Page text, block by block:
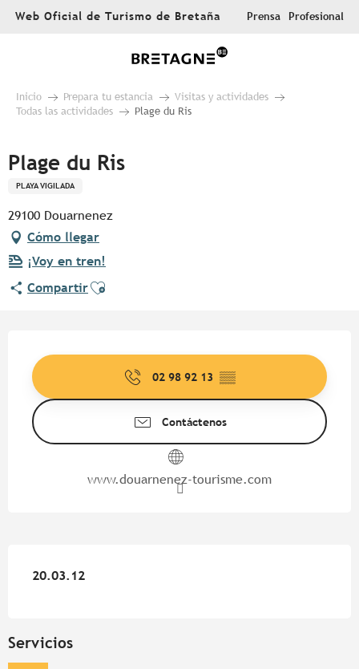
AllerWeb Oficial de Turismo de Bretaña Prensa Profesional
Inicio Prepara tu estancia
Visitas y actividades
Todas las actividades
Plage du Ris
Plage du Ris
PLAYA VIGILADA
29100 Douarnenez
Cómo llegar
¡Voy en tren!
CompartirAjouter aux favoris
02 98 92 13 ▒▒
Contáctenos
www.douarnenez-tourisme.com
20.03.12
20.03.12
Servicios